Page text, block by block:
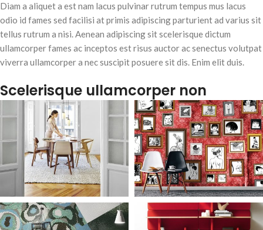
Diam a aliquet a est nam lacus pulvinar rutrum tempus mus lacus
odio id fames sed facilisi at primis adipiscing parturient ad varius sit
tellus rutrum a nisi. Aenean adipiscing sit scelerisque dictum
ullamcorper fames ac inceptos est risus auctor ac senectus volutpat
viverra ullamcorper a nec suscipit posuere sit dis. Enim elit duis.
Scelerisque ullamcorper non